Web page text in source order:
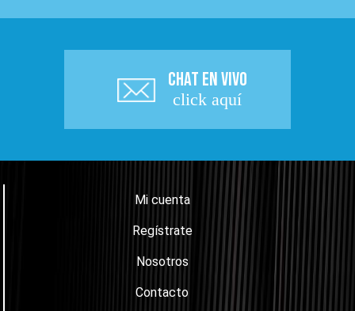
CHAT EN VIVO
click aquí
Mi cuenta
Regístrate
Nosotros
Contacto